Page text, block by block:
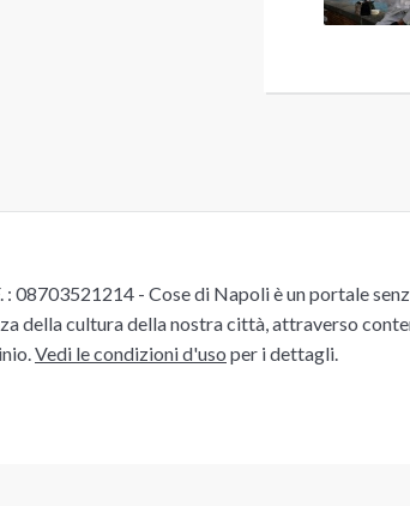
- Cose di Napoli è un portale
della cultura della nostra città, attraverso
Vedi le condizioni d'uso per i dettagli.